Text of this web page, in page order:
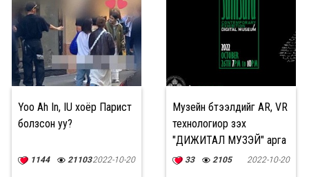
Yoo Ah In, IU хоёр Парист
болзсон уу?
1144 211032022-10-20
Музейн бүтээлүүдийг AR, VR
технологиор үзэх
"ДИЖИТАЛ МУЗЭЙ" арга
хэмжээг зохион
33 2105 2022-10-20